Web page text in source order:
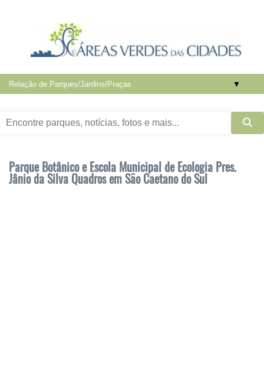
▼
Parque Botânico e Escola Municipal de Ecologia Pres.
Jânio da Silva Quadros em São Caetano do Sul